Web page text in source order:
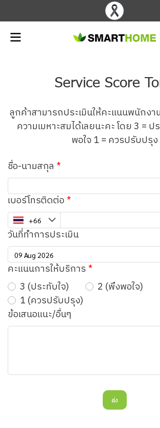
Service Score
ลูกค้าสามารถประเมินให้คะแนนพนักง
ความเมหาะสมได้เลยนะคะ โดย 3 = ป
พอใจ 1 = ควรปรับปรุง
ชื่อ-นามสกุล
เบอร์โทรติดต่อ
วันที่ทำการประเมิน
คะแนนการให้บริการ
3 (ประทับใจ)
2 (พึงพอใจ)
1 (ควรปรับปรุง)
ข้อเสนอแนะ/อื่นๆ
ส่ง